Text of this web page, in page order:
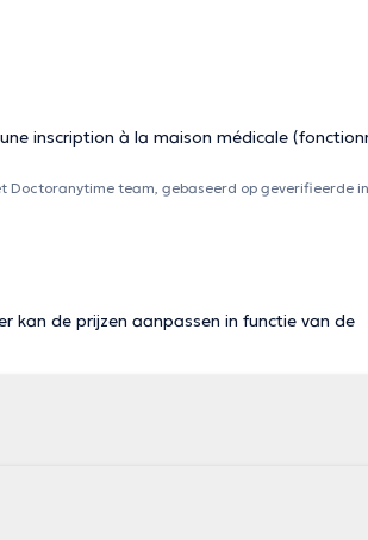
inscription à la maison médicale
Doctoranytime team, gebaseerd op geverifieerde
kan de prijzen aanpassen in functie van de